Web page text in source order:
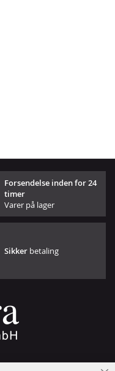
Forsendelse inden for 24
timer
Varer på lager
Sikker betaling